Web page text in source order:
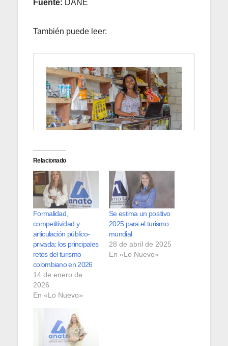
Fuente: DANE
También puede leer:
Relacionado
Formalidad,
competitividad y
articulación público-
privada: los principales
retos del turismo
colombiano en 2026
14 de enero de
2026
En «Lo Nuevo»
Se estima un positivo
2025 para el turismo
mundial
28 de abril de 2025
En «Lo Nuevo»